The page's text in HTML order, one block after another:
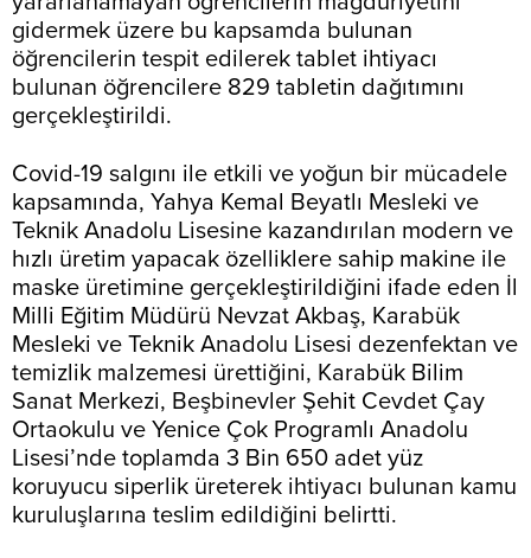
gidermek üzere bu kapsamda bulunan
öğrencilerin tespit edilerek tablet ihtiyacı
bulunan öğrencilere 829 tabletin dağıtımını
gerçekleştirildi.
Covid-19 salgını ile etkili ve yoğun bir mücadele
kapsamında, Yahya Kemal Beyatlı Mesleki ve
Teknik Anadolu Lisesine kazandırılan modern ve
hızlı üretim yapacak özelliklere sahip makine ile
maske üretimine gerçekleştirildiğini ifade eden İl
Milli Eğitim Müdürü Nevzat Akbaş, Karabük
Mesleki ve Teknik Anadolu Lisesi dezenfektan ve
temizlik malzemesi ürettiğini, Karabük Bilim
Sanat Merkezi, Beşbinevler Şehit Cevdet Çay
Ortaokulu ve Yenice Çok Programlı Anadolu
Lisesi’nde toplamda 3 Bin 650 adet yüz
koruyucu siperlik üreterek ihtiyacı bulunan kamu
kuruluşlarına teslim edildiğini belirtti.